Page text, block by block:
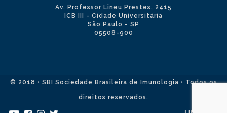
Av. Professor Lineu Prestes, 2415
ICB III - Cidade Universitária
São Paulo - SP
05508-900
© 2018 • SBI Sociedade Brasileira de Imunologia • Todos os
direitos reservados.